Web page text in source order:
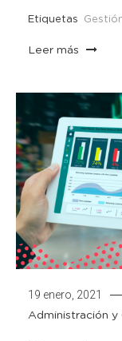
Etiquetas
Leer más
19 enero, 2021
Administración y